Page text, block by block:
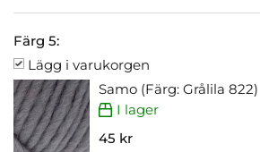
Färg 5:
Lägg i varukorgen
Samo (Färg: Grålila 822)
I lager
45 kr